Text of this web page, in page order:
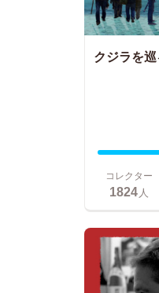
クジラを
コレクター
1824人